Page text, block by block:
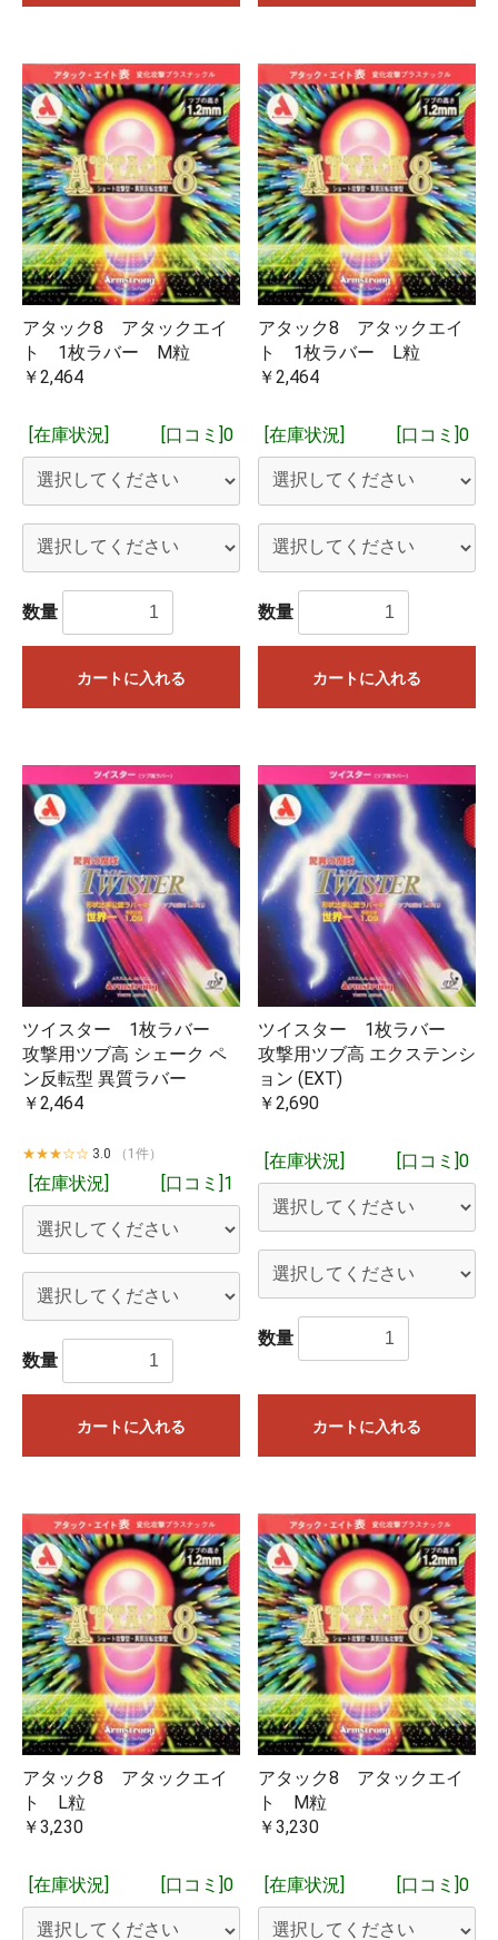
アタック8 アタックエイ
ト 1枚ラバー M粒
￥2,464
[在庫状況] [口コミ]0
数量
カートに入れる
アタック8 アタックエイ
ト 1枚ラバー L粒
￥2,464
[在庫状況] [口コミ]0
数量
カートに入れる
ツイスター 1枚ラバー
攻撃用ツブ高 シェーク ペ
ン反転型 異質ラバー
￥2,464
★★★☆☆ 3.0 （1件）
[在庫状況] [口コミ]1
数量
カートに入れる
ツイスター 1枚ラバー
攻撃用ツブ高 エクステンシ
ョン (EXT)
￥2,690
[在庫状況] [口コミ]0
数量
カートに入れる
アタック8 アタックエイ
ト L粒
￥3,230
[在庫状況] [口コミ]0
アタック8 アタックエイ
ト M粒
￥3,230
[在庫状況] [口コミ]0